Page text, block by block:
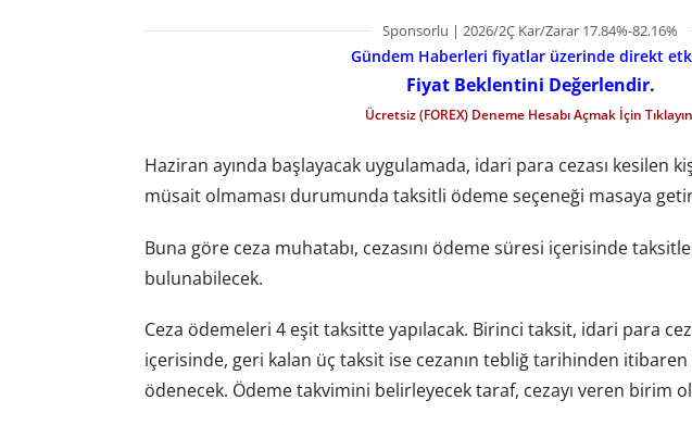
Sponsorlu | 2026/2Ç Kar/Zarar 17.84%-82.16%
Gündem Haberleri fiyatlar üzerinde direkt
Fiyat Beklentini Değerlendir.
Ücretsiz (FOREX) Deneme Hesabı Açmak İçin
Haziran ayında başlayacak uygulamada, idari para cezası kesilen
müsait olmaması durumunda taksitli ödeme seçeneği masaya
Buna göre ceza muhatabı, cezasını ödeme süresi içerisinde
bulunabilecek.
Ceza ödemeleri 4 eşit taksitte yapılacak. Birinci taksit, idari para
içerisinde, geri kalan üç taksit ise cezanın tebliğ tarihinden
ödenecek. Ödeme takvimini belirleyecek taraf, cezayı veren birim